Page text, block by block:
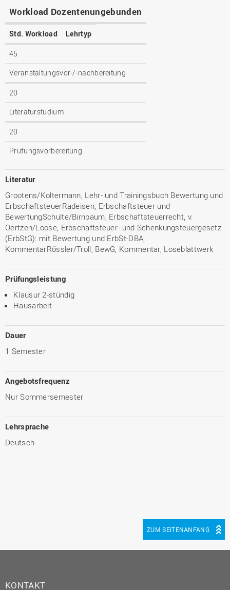
Workload Dozentenungebunden
Std. Workload Lehrtyp
45
Veranstaltungsvor-/-nachbereitung
20
Literaturstudium
20
Prüfungsvorbereitung
Literatur
Grootens/Koltermann, Lehr- und Trainingsbuch Bewertung und
ErbschaftsteuerRadeisen, Erbschaftsteuer und
BewertungSchulte/Birnbaum, Erbschaftsteuerrecht, v.
Oertzen/Loose, Erbschaftsteuer- und Schenkungsteuergesetz
(ErbStG): mit Bewertung und ErbSt-DBA,
KommentarRössler/Troll, BewG, Kommentar, Loseblattwerk
Prüfungsleistung
Klausur 2-stündig
Hausarbeit
Dauer
1 Semester
Angebotsfrequenz
Nur Sommersemester
Lehrsprache
Deutsch
ZUM SEITENANFANG
KONTAKT